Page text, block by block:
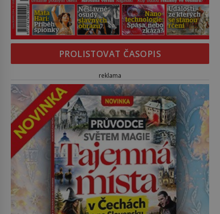
PROLISTOVAT ČASOPIS
reklama